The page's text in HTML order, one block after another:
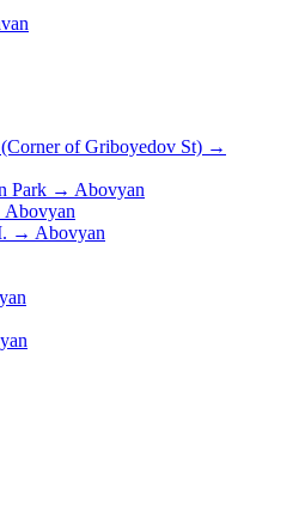
of Griboyedov St) →
Park → Abovyan
Abovyan
→ Abovyan